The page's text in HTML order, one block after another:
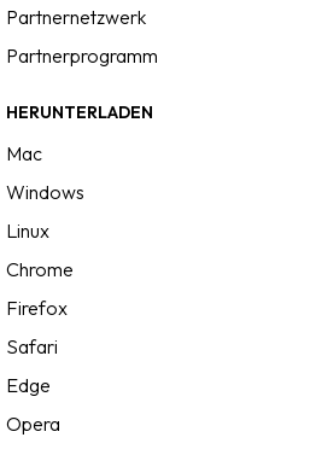
Partnernetzwerk
Partnerprogramm
HERUNTERLADEN
Mac
Windows
Linux
Chrome
Firefox
Safari
Edge
Opera